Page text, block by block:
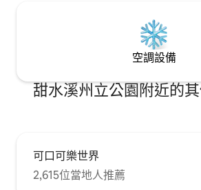
空調設備
甜水溪州立公園附近的
可口可樂世界
2,615位當地人推薦